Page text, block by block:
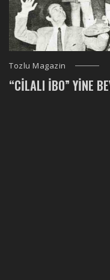
Tozlu Magazin
“CILALI İBO” YINE